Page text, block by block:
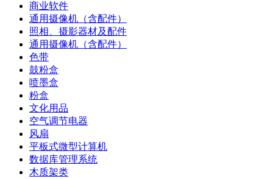
商业软件
通用摄像机（含配件）
照相、摄影器材及配件
通用摄像机（含配件）
色带
鼓粉盒
喷墨盒
粉盒
文化用品
空气调节电器
风扇
平板式微型计算机
数据库管理系统
木质架类